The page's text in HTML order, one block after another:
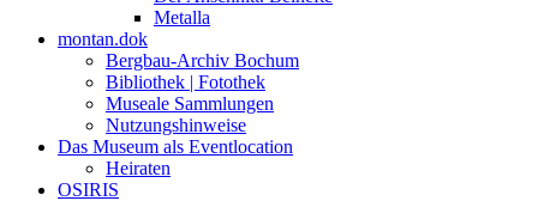
Metalla
montan.dok
Bergbau-Archiv Bochum
Bibliothek | Fotothek
Museale Sammlungen
Nutzungshinweise
Das Museum als Eventlocation
Heiraten
OSIRIS